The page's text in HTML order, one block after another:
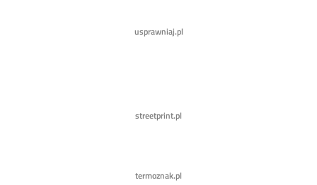
usprawniaj.pl
streetprint.pl
termoznak.pl